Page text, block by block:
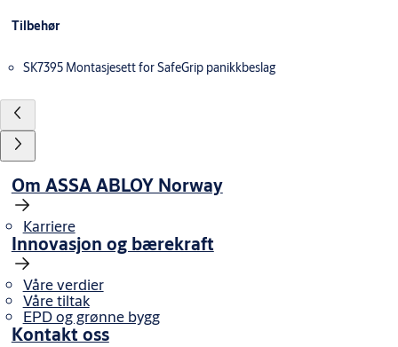
Tilbehør
SK7395 Montasjesett for SafeGrip panikkbeslag
Om ASSA ABLOY Norway
Karriere
Innovasjon og bærekraft
Våre verdier
Våre tiltak
EPD og grønne bygg
Kontakt oss